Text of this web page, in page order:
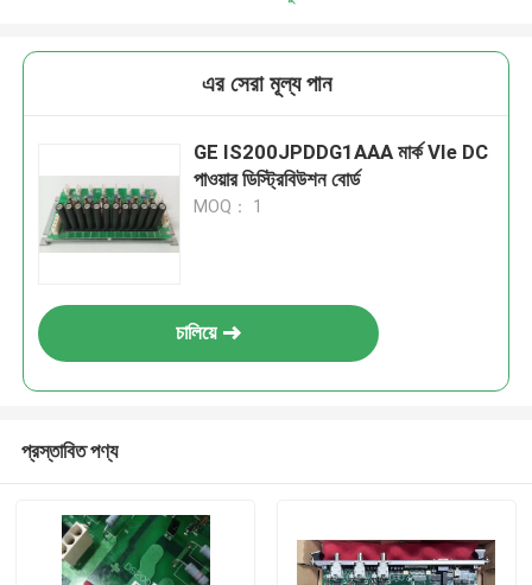
এর সেরা মূল্য পান
GE IS200JPDDG1AAA মার্ক VIe DC
পাওয়ার ডিস্ট্রিবিউশন বোর্ড
MOQ： 1
চালিয়ে
প্রস্তাবিত পণ্য